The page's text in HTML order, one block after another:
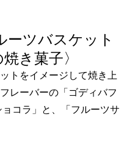
ーツバスケット
き菓子〉
トをイメージして焼き上
レーバーの「ゴディバフ
コラ」と、「フルーツサ